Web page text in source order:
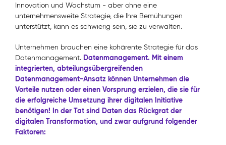
Innovation und Wachstum - aber ohne eine
unternehmensweite Strategie, die Ihre Bemühungen
unterstützt, kann es schwierig sein, sie zu verwalten.
Unternehmen brauchen eine kohärente Strategie für das
Datenmanagement. Datenmanagement. Mit einem
integrierten, abteilungsübergreifenden
Datenmanagement-Ansatz können Unternehmen die
Vorteile nutzen oder einen Vorsprung erzielen, die sie für
die erfolgreiche Umsetzung ihrer digitalen Initiative
benötigen! In der Tat sind Daten das Rückgrat der
digitalen Transformation, und zwar aufgrund folgender
Faktoren: